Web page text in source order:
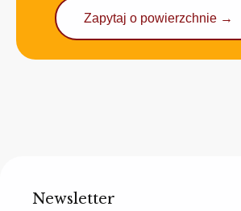
Zapytaj o powierzchnie →
Newsletter